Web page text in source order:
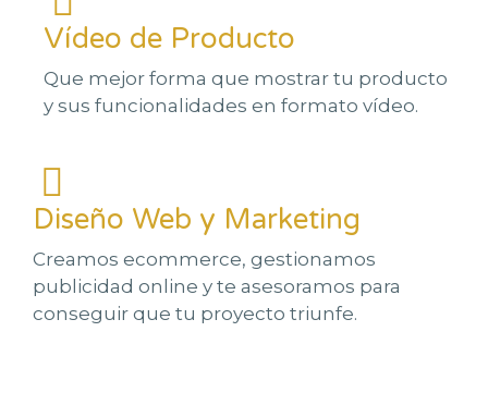
Vídeo de Producto
Que mejor forma que mostrar tu producto
y sus funcionalidades en formato vídeo.
Diseño Web y Marketing
Creamos ecommerce, gestionamos
publicidad online y te asesoramos para
conseguir que tu proyecto triunfe.